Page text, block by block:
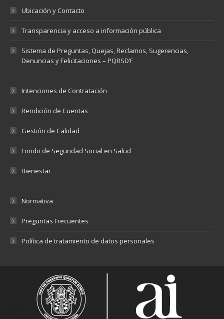
Ubicación y Contacto
Transparencia y acceso a información pública
Sistema de Preguntas, Quejas, Reclamos, Sugerencias,
Denuncias y Felicitaciones – PQRSD’F
Intenciones de Contratación
Rendición de Cuentas
Gestión de Calidad
Fondo de Seguridad Social en Salud
Bienestar
Normativa
Preguntas Frecuentes
Política de tratamiento de datos personales